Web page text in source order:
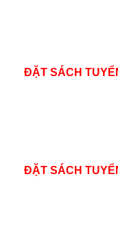
ĐẶT SÁCH
ĐẶT SÁCH